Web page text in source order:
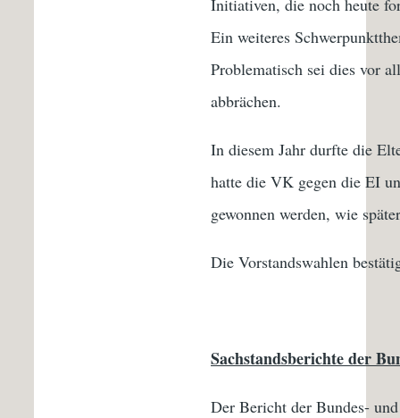
Ein weiteres
Problematisch sei dies vor
abbrächen.
In diesem Jahr durfte die
hatte die VK gegen die EI
gewonnen werden, wie
Die Vorstandswahlen
Sachstandsberichte der
Der Bericht der Bundes-